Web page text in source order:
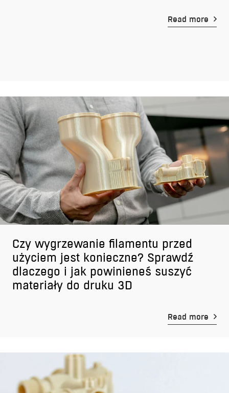
Read more
Czy wygrzewanie filamentu przed
użyciem jest konieczne? Sprawdź
dlaczego i jak powinieneś suszyć
materiały do druku 3D
Read more